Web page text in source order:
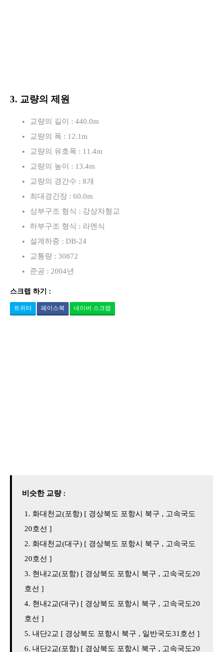
3. 교량의 제원
교량의 길이 : 440.0m
교량의 폭 : 12.1m
교량의 유효폭 : 11.4m
교량의 높이 : 13.4m
교량의 경간수 : 8개
최대경간장 : 60.0m
상부구조 형식 : 강상자형교
하부구조 형식 : 라멘식
설계하중 : DB-24
교통량 : 30872
준공 : 2004년
스크랩 하기 :
트위터 페이스북 네이버 스크랩
비슷한 교량 :
화대천교(포항) [ 경상북도 포항시 북구 , 고속국도
20호선 ]
화대천교(대구) [ 경상북도 포항시 북구 , 고속국도
20호선 ]
현내2교(포항) [ 경상북도 포항시 북구 , 고속국도20
호선 ]
현내2교(대구) [ 경상북도 포항시 북구 , 고속국도20
호선 ]
내단2교 [ 경상북도 포항시 북구 , 일반국도31호선 ]
내단2교(포항) [ 경상북도 포항시 북구 , 고속국도20